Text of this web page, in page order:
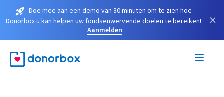
Doe mee aan een demo van 30 minuten om te zien hoe
Donorbox u kan helpen uw fondsenwervende doelen te bereiken!
Aanmelden
×